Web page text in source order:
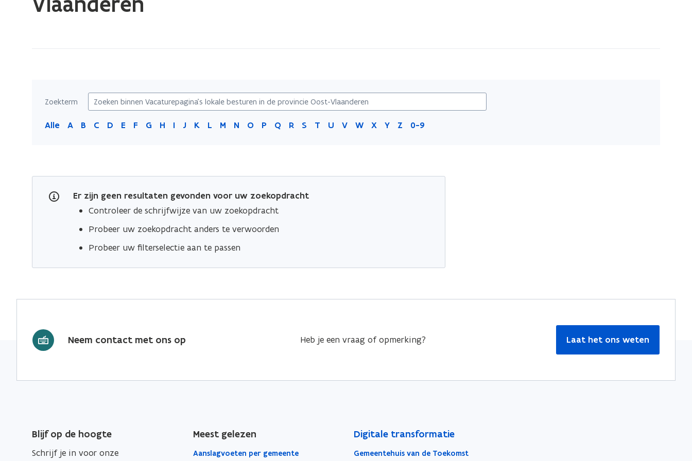
provincieZoekterm
Alle A B C D E F G H I J K L M N O P Q R S T U V W X Y Z 0-9
Er zijn geen resultaten gevonden voor uw zoekopdracht
Controleer de schrijfwijze van uw zoekopdracht
Probeer uw zoekopdracht anders te verwoorden
Probeer uw filterselectie aan te passen
Neem contact met ons op Heb je een vraag of opmerking? Laat het ons weten
Blijf op de hoogte
Schrijf je in voor onze
Meest gelezen
Aanslagvoeten per gemeente
Digitale transformatie
Gemeentehuis van de Toekomst